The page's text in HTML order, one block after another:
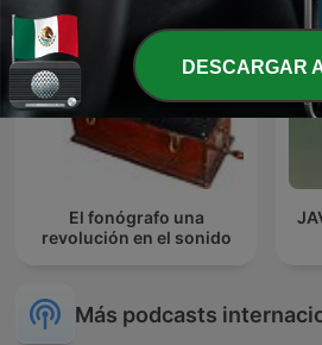
El fonógrafo una
revolución en el sonido
Más podcasts
DESCARGAR